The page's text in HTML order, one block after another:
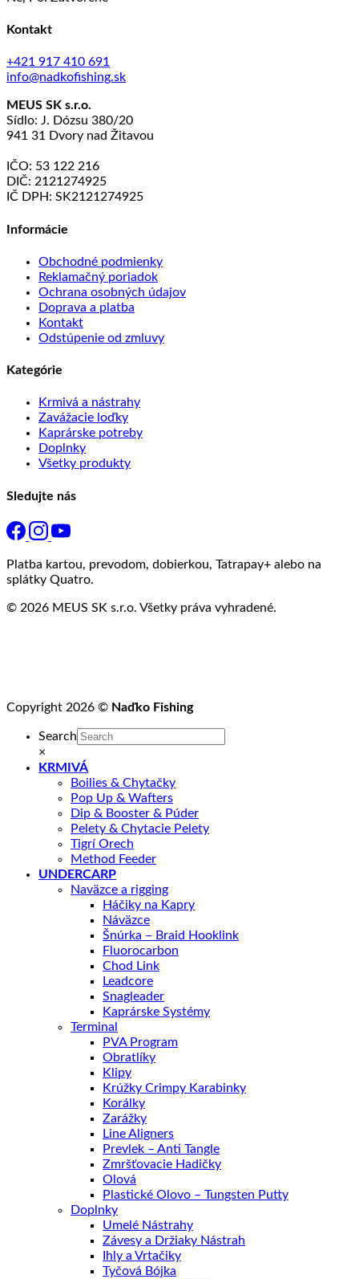
Kontakt
+421 917 410 691
info@nadkofishing.sk
MEUS SK s.r.o.
Sídlo: J. Dózsu 380/20
941 31 Dvory nad Žitavou
IČO: 53 122 216
DIČ: 2121274925
IČ DPH: SK2121274925
Informácie
Obchodné podmienky
Reklamačný poriadok
Ochrana osobných údajov
Doprava a platba
Kontakt
Odstúpenie od zmluvy
Kategórie
Krmivá a nástrahy
Zavážacie loďky
Kaprárske potreby
Doplnky
Všetky produkty
Sledujte nás
Platba kartou, prevodom, dobierkou, Tatrapay+ alebo na
splátky Quatro.
© 2026 MEUS SK s.r.o. Všetky práva vyhradené.
Copyright 2026 © Naďko Fishing
Search
×
KRMIVÁ
Boilies & Chytačky
Pop Up & Wafters
Dip & Booster & Púder
Pelety & Chytacie Pelety
Tigrí Orech
Method Feeder
UNDERCARP
Naväzce a rigging
Háčiky na Kapry
Náväzce
Šnúrka – Braid Hooklink
Fluorocarbon
Chod Link
Leadcore
Snagleader
Kaprárske Systémy
Terminal
PVA Program
Obratlíky
Klipy
Krúžky Crimpy Karabinky
Korálky
Zarážky
Line Aligners
Prevlek – Anti Tangle
Zmršťovacie Hadičky
Olová
Plastické Olovo – Tungsten Putty
Doplnky
Umelé Nástrahy
Závesy a Držiaky Nástrah
Ihly a Vrtačiky
Tyčová Bójka